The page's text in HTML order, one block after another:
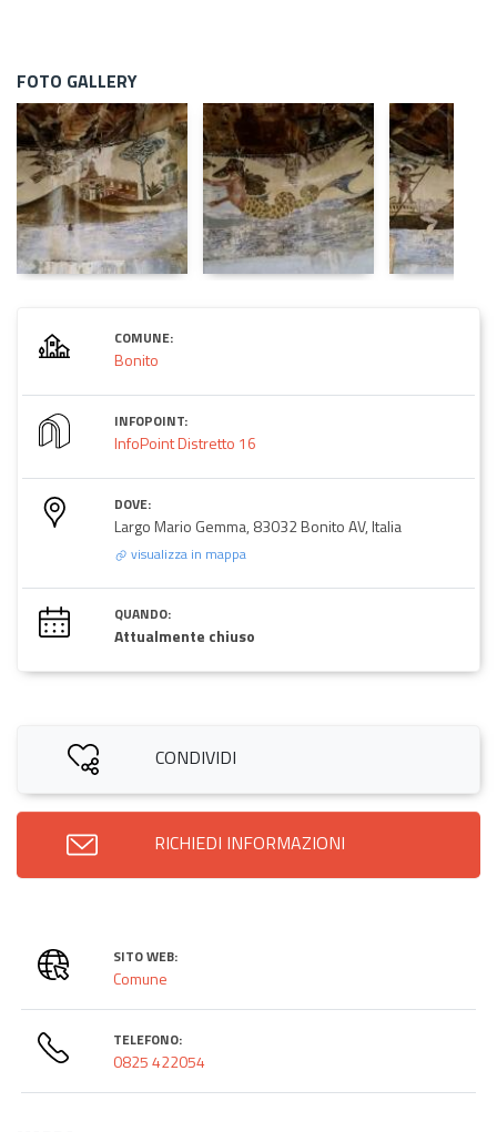
FOTO GALLERY
COMUNE:
Bonito
INFOPOINT:
InfoPoint Distretto 16
DOVE:
Largo Mario Gemma, 83032 Bonito AV, Italia
visualizza in mappa
QUANDO:
Attualmente chiuso
CONDIVIDI
RICHIEDI INFORMAZIONI
SITO WEB:
Comune
TELEFONO:
0825 422054